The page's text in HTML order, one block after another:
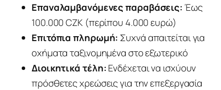
Επαναλαμβανόμενες παραβάσεις:Έως
100.000 CZK (περίπου 4.000 ευρώ)
Επιτόπια πληρωμή: Συχνά απαιτείται για
οχήματα ταξινομημένα στο εξωτερικό
Διοικητικά τέλη:Ενδέχεται να ισχύουν
πρόσθετες χρεώσεις για την επεξεργασία